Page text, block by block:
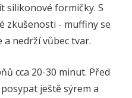
silikonové formičky. S
zkušenosti - muffiny se
nedrží vůbec tvar.
cca 20-30 minut. Před
ještě sýrem a